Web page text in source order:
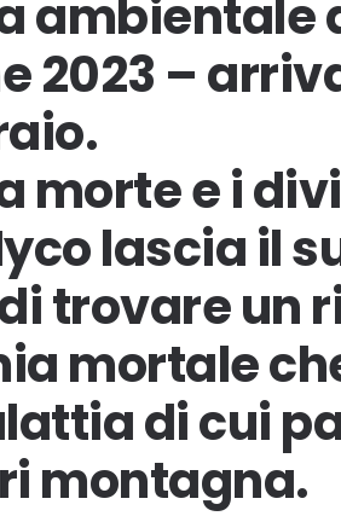
ambientale
2023 –
morte e i
lascia il
trovare un
mortale
di cui
montagna.